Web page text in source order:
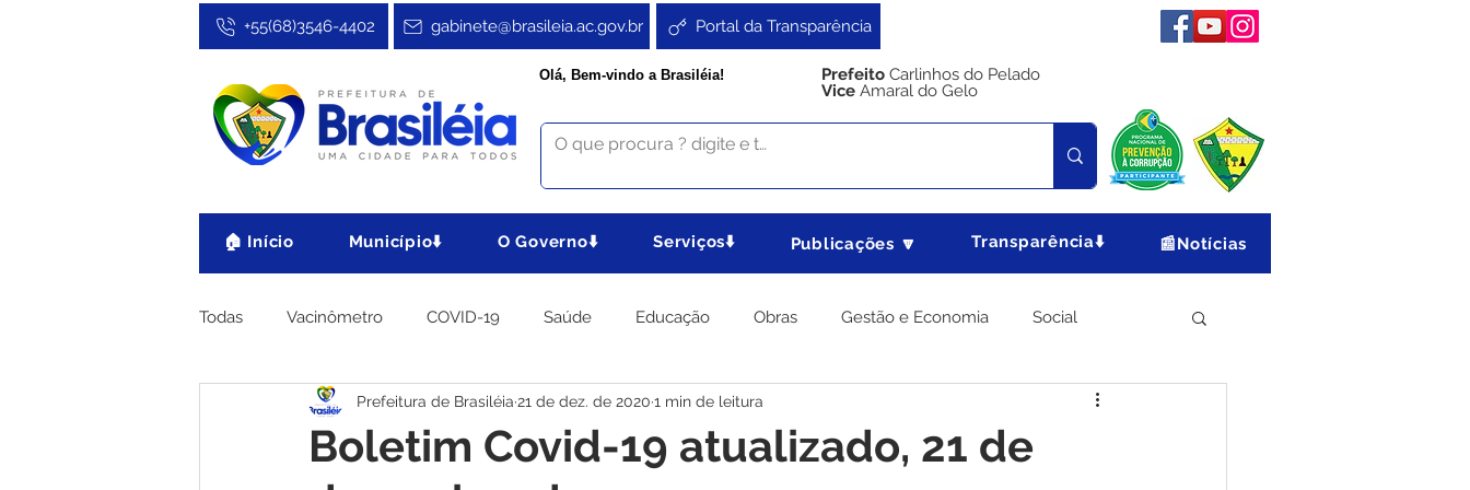
Portal da Transparência
gabinete@brasileia.ac.gov.br
+55(68)3546-4402
Olá, Bem-vindo a Brasiléia! Prefeito Carlinhos do Pelado
Vice Amaral do Gelo
🏠 Início Município⬇️ O Governo⬇️ Serviços⬇️ Publicações 🔽 Transparência⬇️ 📰Notícias
Todas Vacinômetro COVID-19 Saúde Educação Obras Gestão e Economia Social
Cultura, Festa e Esporte No Gabinete Agricultura e Produção Meio Ambiente
Boletim Covid-19 atualizado, 21 de
Prefeitura de Brasiléia 21 de dez. de 2020 1 min de leitura